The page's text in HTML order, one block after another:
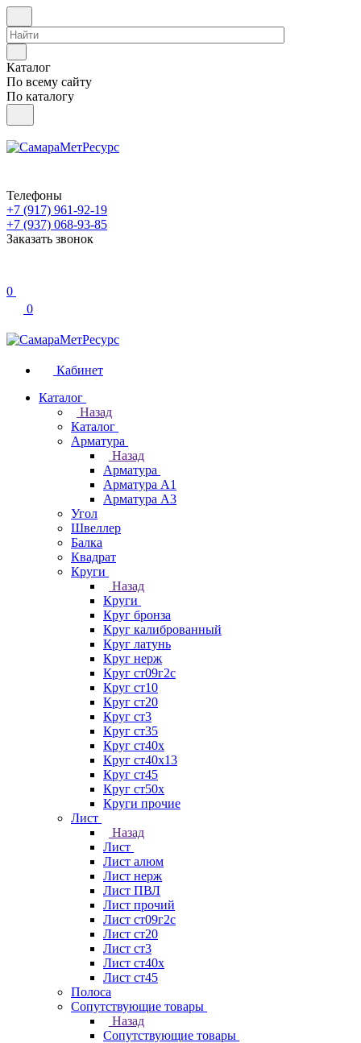
Каталог
По всему сайту
По каталогу
Телефоны
+7 (917) 961-92-19
+7 (937) 068-93-85
Заказать звонок
0
0
Кабинет
Каталог
Назад
Каталог
Арматура
Назад
Арматура
Арматура А1
Арматура А3
Угол
Швеллер
Балка
Квадрат
Круги
Назад
Круги
Круг бронза
Круг калиброванный
Круг латунь
Круг нерж
Круг ст09г2с
Круг ст10
Круг ст20
Круг ст3
Круг ст35
Круг ст40х
Круг ст40х13
Круг ст45
Круг ст50х
Круги прочие
Лист
Назад
Лист
Лист алюм
Лист нерж
Лист ПВЛ
Лист прочий
Лист ст09г2с
Лист ст20
Лист ст3
Лист ст40х
Лист ст45
Полоса
Сопутствующие товары
Назад
Сопутствующие товары